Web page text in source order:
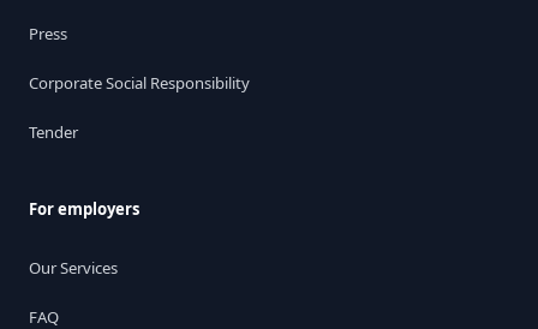
Press
Corporate Social Responsibility
Tender
For employers
Our Services
FAQ